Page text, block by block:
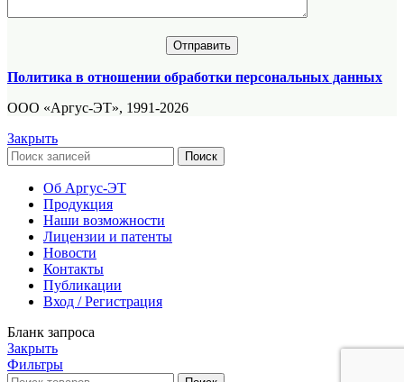
Политика в отношении обработки персональных данных
ООО «Аргус-ЭТ», 1991-2026
Закрыть
Поиск
Об Аргус-ЭТ
Продукция
Наши возможности
Лицензии и патенты
Новости
Контакты
Публикации
Вход / Регистрация
Бланк запроса
Закрыть
Фильтры